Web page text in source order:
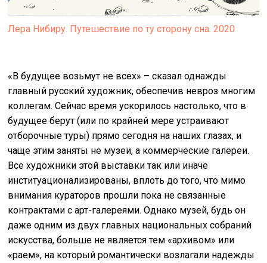
Лера Нибиру. Путешествие по ту сторону сна. 2020
«В будущее возьмут не всех» – сказал однажды
главный русский художник, обеспечив невроз многим
коллегам. Сейчас время ускорилось настолько, что в
будущее берут (или по крайней мере устраивают
отборочные туры) прямо сегодня на наших глазах, и
чаще этим заняты не музеи, а коммерческие галереи.
Все художники этой выставки так или иначе
институационализированы, вплоть до того, что мимо
внимания кураторов прошли пока не связанные
контрактами с арт-галереями. Однако музей, будь он
даже одним из двух главных национальных собраний
искусства, больше не является тем «архивом» или
«раем», на который романтически возлагали надежды